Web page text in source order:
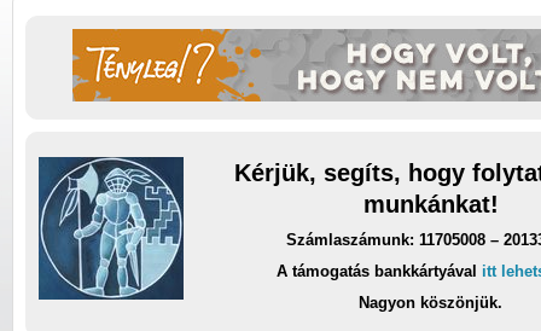
Kérjük, segíts, hogy
munkánkat!
Számlaszámunk: 11705008 –
A támogatás bankkártyával itt
Nagyon köszönjük.